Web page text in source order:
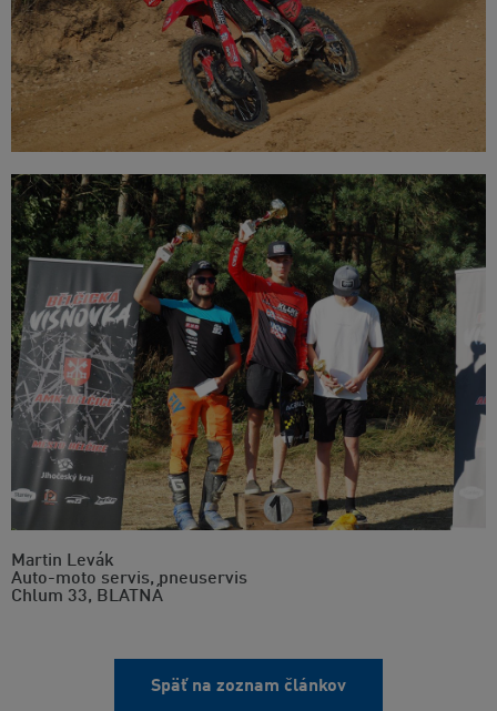
Martin Levák
Auto-moto servis, pneuservis
Chlum 33, BLATNÁ
Späť na zoznam článkov